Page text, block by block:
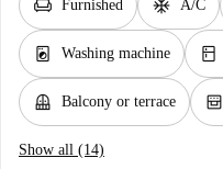
chair Furnished ac_unit A/C
local_laundry_service Washing machine kitchen
balcony Balcony or terrace oven_gen
Show all (14)